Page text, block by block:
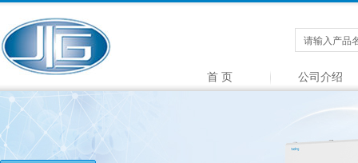
首 页 公司介绍